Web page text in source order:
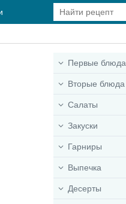
Первые блюда
Вторые блюда
Салаты
Закуски
Гарниры
Выпечка
Десерты